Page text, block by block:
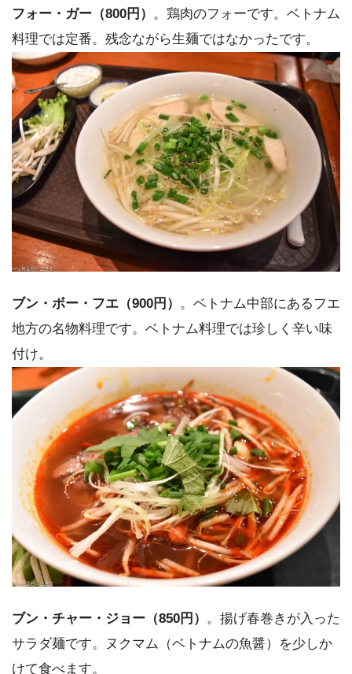
フォー・ガー（800円） 。鶏肉のフォーです。ベトナム
料理では定番。残念ながら生麺ではなかったです。
ブン・ボー・フエ（900円） 。ベトナム中部にあるフエ
地方の名物料理です。ベトナム料理では珍しく辛い味
付け。
ブン・チャー・ジョー（850円） 。揚げ春巻きが入った
サラダ麺です。ヌクマム（ベトナムの魚醤）を少しか
けて食べます。